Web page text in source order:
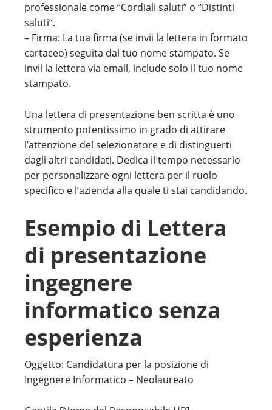
professionale come “Cordiali saluti” o “Distinti
saluti”.
– Firma: La tua firma (se invii la lettera in formato
cartaceo) seguita dal tuo nome stampato. Se
invii la lettera via email, include solo il tuo nome
stampato.
Una lettera di presentazione ben scritta è uno
strumento potentissimo in grado di attirare
l’attenzione del selezionatore e di distinguerti
dagli altri candidati. Dedica il tempo necessario
per personalizzare ogni lettera per il ruolo
specifico e l’azienda alla quale ti stai candidando.
Esempio di Lettera
di presentazione
ingegnere
informatico senza
esperienza
Oggetto: Candidatura per la posizione di
Ingegnere Informatico – Neolaureato